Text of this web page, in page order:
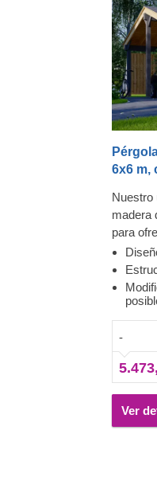
6x6 m,
Nuestro
madera
para
y una
forma
un
lo que
para
-
Ver